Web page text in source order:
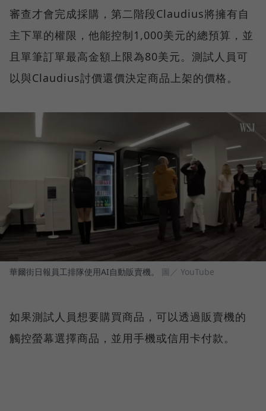
審查才會完成採購，第二階段Claudius將擁有自
主下單的權限，他能控制1,000美元的總預算，並
且單筆訂單最高金額上限為80美元。測試人員可
以與Claudius討價還價決定商品上架的價格。
華爾街日報員工排隊使用AI自動販賣機。 圖／ YouTube
如果測試人員想要購買商品，可以透過販賣機的
觸控螢幕選擇商品，並用手機或信用卡付款。